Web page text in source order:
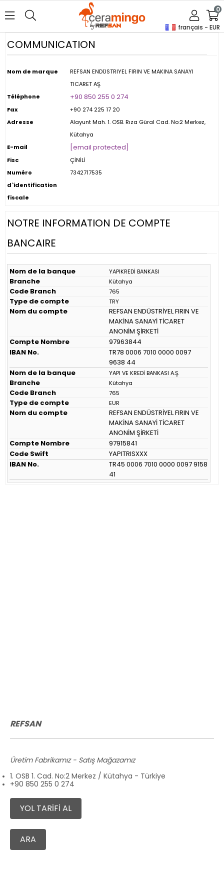
français - EUR
0
COMMUNICATION
Nom de marque
REFSAN ENDÜSTRIYEL FIRIN VE MAKINA SANAYI
TICARET AŞ.
Téléphone
+90 850 255 0 274
Fax
+90 274 225 17 20
Adresse
Alayunt Mah. 1. OSB. Rıza Güral Cad. No:2 Merkez,
Kütahya
E-mail
[email protected]
Fisc
ÇİNİLİ
Numéro
d`identification
fiscale
7342717535
NOTRE INFORMATION DE COMPTE
BANCAIRE
Nom de la banque YAPIKREDİ BANKASI
Branche Kütahya
Code Branch 765
Type de compte TRY
Nom du compte
REFSAN ENDÜSTRİYEL FIRIN VE
MAKİNA SANAYİ TİCARET
ANONİM ŞİRKETİ
Compte Nombre
97963844
IBAN No.
TR78 0006 7010 0000 0097
9638 44
Nom de la banque
YAPI VE KREDİ BANKASI A.Ş.
Branche Kütahya
Code Branch 765
Type de compte EUR
Nom du compte
REFSAN ENDÜSTRİYEL FIRIN VE
MAKİNA SANAYİ TİCARET
ANONİM ŞİRKETİ
Compte Nombre
97915841
Code Swift
YAPITRISXXX
IBAN No.
TR45 0006 7010 0000 0097 9158
41
REFSAN
Üretim Fabrikamız - Satış Mağazamız
1. OSB 1. Cad. No:2 Merkez / Kütahya - Türkiye
+90 850 255 0 274
YOL TARİFİ AL
ARA